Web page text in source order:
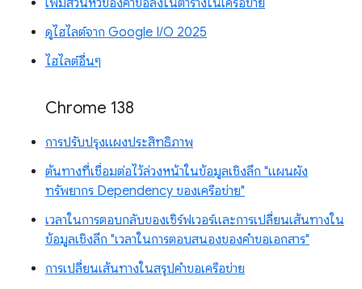
เพิ่มส่วนหัวของคำขอลงในตารางในเครือข่าย
ดูไฮไลต์จาก Google I/O 2025
ไฮไลต์อื่นๆ
Chrome 138
การปรับปรุงแผงประสิทธิภาพ
ต้นทางที่เชื่อมต่อไว้ล่วงหน้าในข้อมูลเชิงลึก "แผนผัง
ทรัพยากร Dependency ของเครือข่าย"
เวลาในการตอบกลับของเซิร์ฟเวอร์และการเปลี่ยนเส้นทางใน
ข้อมูลเชิงลึก "เวลาในการตอบสนองของคำขอเอกสาร"
การเปลี่ยนเส้นทางในสรุปคำขอเครือข่าย